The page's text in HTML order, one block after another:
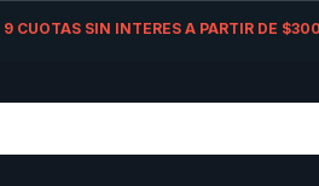
SIN INTERES A PARTIR DE